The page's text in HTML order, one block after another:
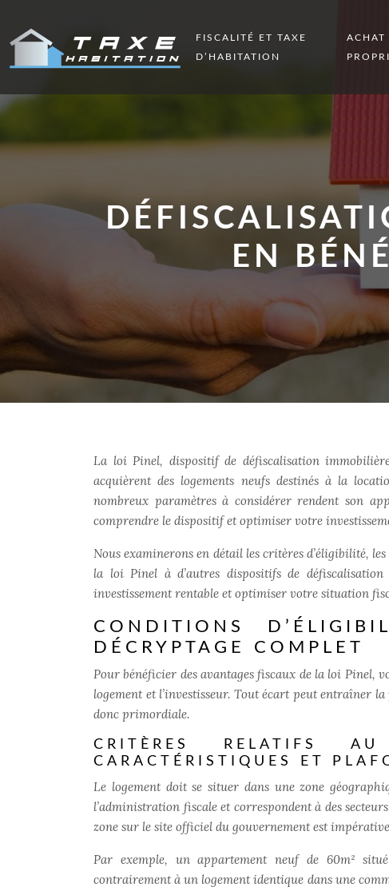
FISCALITÉ ET TAXE
D’HABITATION
ACHAT
EN
La loi Pinel, dispositif de défiscalisation
acquièrent des logements neufs destinés à la
nombreux paramètres à considérer rendent son
comprendre le dispositif et optimiser votre
Nous examinerons en détail les critères d’éligibilité,
la loi Pinel à d’autres dispositifs de
investissement rentable et optimiser votre situation
CONDITIONS
DÉCRYPTAGE COMPLET
Pour bénéficier des avantages fiscaux de la loi Pinel,
logement et l’investisseur. Tout écart peut entraîner
donc primordiale.
CRITÈRES RELATIFS
CARACTÉRISTIQUES ET
Le logement doit se situer dans une zone
l’administration fiscale et correspondent à des
zone sur le site officiel du gouvernement est
Par exemple, un appartement neuf de 60m²
contrairement à un logement identique dans une